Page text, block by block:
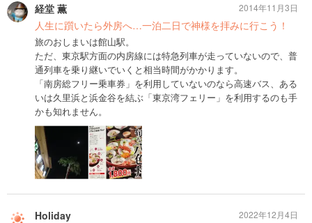
経堂 薫
人生に躓いたら外房へ…一泊二日で神様を拝みに行こう！
旅のおしまいは館山駅。
ただ、東京駅方面の内房線には特急列車が走っていないので、普
通列車を乗り継いでいくと相当時間がかかります。
「南房総フリー乗車券」を利用していないのなら高速バス、ある
いは久里浜と浜金谷を結ぶ「東京湾フェリー」を利用するのも手
かも知れません。
2014年11月3日
Holiday 2022年12月4日